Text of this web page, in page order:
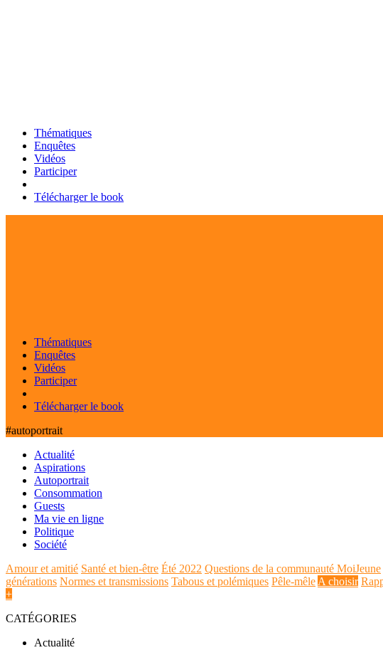
Thématiques
Enquêtes
Vidéos
Participer
Télécharger le book
Thématiques
Enquêtes
Vidéos
Participer
Télécharger le book
#autoportrait
Actualité
Aspirations
Autoportrait
Consommation
Guests
Ma vie en ligne
Politique
Société
Amour et amitié Santé et bien-être Été 2022 Questions de la communauté MoiJeune
générations Normes et transmissions Tabous et polémiques Pêle-mêle A choisir
+
CATÉGORIES
Actualité